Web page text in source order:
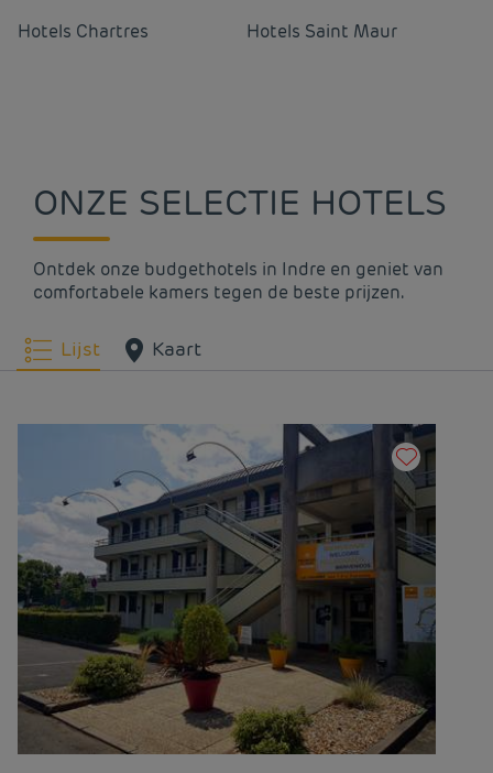
Hotels Chartres Hotels Saint Maur
ONZE SELECTIE HOTELS
Ontdek onze budgethotels in Indre en geniet van
comfortabele kamers tegen de beste prijzen.
Lijst Kaart